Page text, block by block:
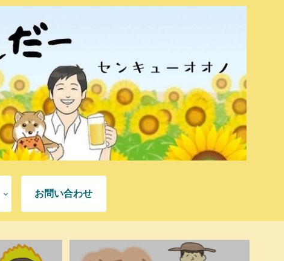
お問い合わせ